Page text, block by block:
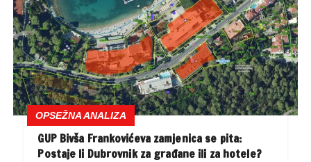
OPSEŽNA ANALIZA
GUP Bivša Frankovićeva zamjenica se pita:
Postaje li Dubrovnik za građane ili za hotele?